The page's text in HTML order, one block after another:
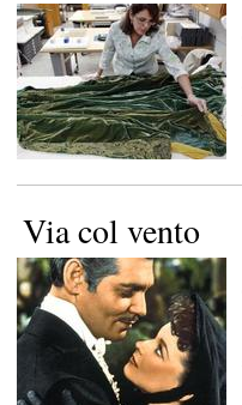
Via col vento